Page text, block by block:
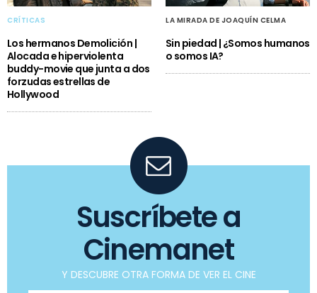
CRÍTICAS
Los hermanos Demolición |
Alocada e hiperviolenta
buddy-movie que junta a dos
forzudas estrellas de
Hollywood
LA MIRADA DE JOAQUÍN CELMA
Sin piedad | ¿Somos humanos
o somos IA?
Suscríbete a
Cinemanet
Y DESCUBRE OTRA FORMA DE VER EL CINE